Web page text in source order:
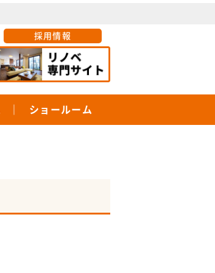
採用情報
ショールーム